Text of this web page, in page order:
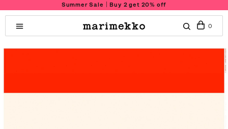
Summer Sale｜Buy 2 get 20% off
0